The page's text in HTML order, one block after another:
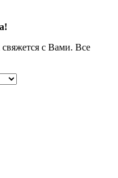
с Вами. Все